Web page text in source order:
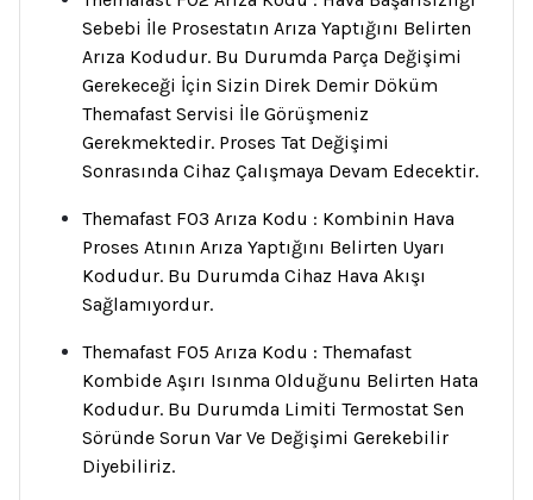
Sebebi İle Prosestatın Arıza Yaptığını Belirten
Arıza Kodudur. Bu Durumda Parça Değişimi
Gerekeceği İçin Sizin Direk Demir Döküm
Themafast Servisi İle Görüşmeniz
Gerekmektedir. Proses Tat Değişimi
Sonrasında Cihaz Çalışmaya Devam Edecektir.
Themafast F03 Arıza Kodu : Kombinin Hava
Proses Atının Arıza Yaptığını Belirten Uyarı
Kodudur. Bu Durumda Cihaz Hava Akışı
Sağlamıyordur.
Themafast F05 Arıza Kodu : Themafast
Kombide Aşırı Isınma Olduğunu Belirten Hata
Kodudur. Bu Durumda Limiti Termostat Sen
Söründe Sorun Var Ve Değişimi Gerekebilir
Diyebiliriz.